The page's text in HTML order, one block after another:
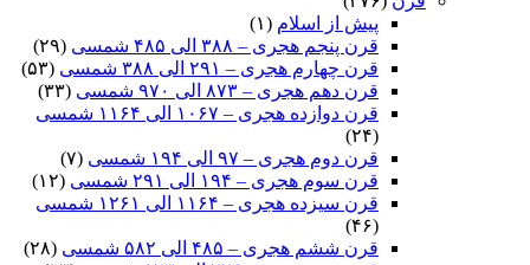
پیش از اسلام (۱)
قرن پنجم هجری – ۳۸۸ الی ۴۸۵ شمسی
(۲۹)
قرن چهارم هجری – ۲۹۱ الی ۳۸۸ شمسی
(۵۳)
قرن دهم هجری – ۸۷۳ الی ۹۷۰ شمسی
(۳۳)
قرن دوازده هجری – ۱۰۶۷ الی ۱۱۶۴ شمسی
(۲۴)
قرن دوم هجری – ۹۷ الی ۱۹۴ شمسی
(۷)
قرن سوم هجری – ۱۹۴ الی ۲۹۱ شمسی
(۱۲)
قرن سیزده هجری – ۱۱۶۴ الی ۱۲۶۱ شمسی
(۴۶)
قرن ششم هجری – ۴۸۵ الی ۵۸۲ شمسی
(۲۸)